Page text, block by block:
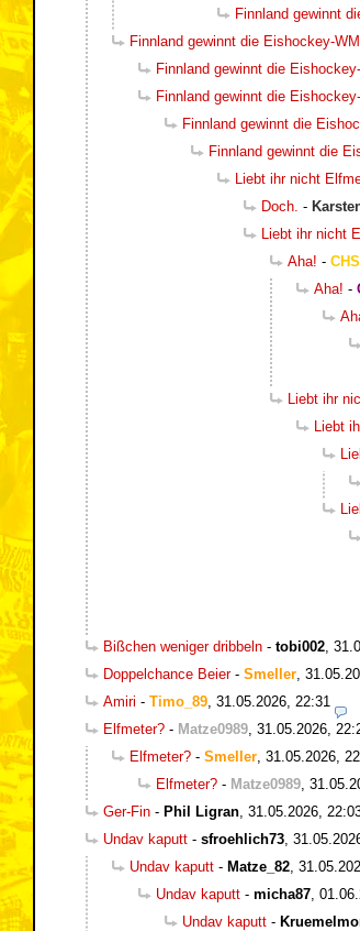
Finnland gewinnt
Finnland gewinnt die Eishockey-WM
Finnland gewinnt die
Finnland gewinnt die
Finnland gewinnt die
Finnland gewinnt die
Liebt ihr nicht
Doch. -
Liebt ihr nicht
Aha! - CHS
Aha! -
Liebt ihr
Liebt
Bißchen weniger dribbeln - tobi002
Doppelchance Beier- Smeller
Amiri - Timo_89 31.05.2026, 22:31
Elfmeter? - Matze0989 31.05.2026,
Elfmeter? - Smeller 31.05.2026,
Elfmeter? - Matze0989
Ger-Fin - Phil Ligran 31.05.2026,
Undav kaputt - sfroehlich73
Undav kaputt - Matze_82
Undav kaputt - micha87
Undav kaputt -